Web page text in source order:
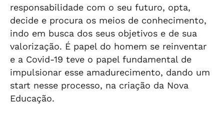
responsabilidade com o seu futuro, opta,
decide e procura os meios de conhecimento,
indo em busca dos seus objetivos e de sua
valorização. É papel do homem se reinventar
e a Covid-19 teve o papel fundamental de
impulsionar esse amadurecimento, dando um
start nesse processo, na criação da Nova
Educação.